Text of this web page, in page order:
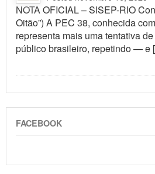
NOTA OFICIAL – SISEP-RIO
Oitão”) A PEC 38, conhecida
representa mais uma tentativa
público brasileiro, repetindo —
FACEBOOK